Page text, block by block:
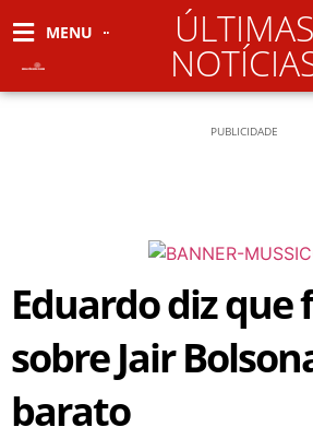
MENU ÚLTIMAS
PUBLICIDADE
Eduardo diz que
sobre Jair
barato